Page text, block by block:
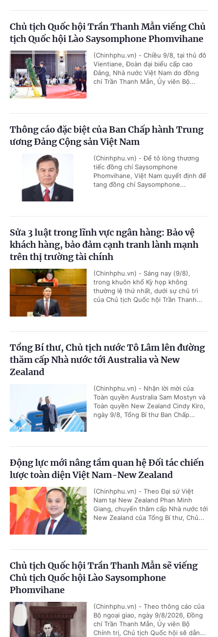
Chủ tịch Quốc hội Trần Thanh Mẫn viếng Chủ
tịch Quốc hội Lào Saysomphone Phomvihane
(Chinhphu.vn) - Chiều 9/8, tại thủ đô
Vientiane, Đoàn đại biểu cấp cao
Đảng, Nhà nước Việt Nam do đồng
chí Trần Thanh Mẫn, Ủy viên Bộ...
Thông cáo đặc biệt của Ban Chấp hành Trung
ương Đảng Cộng sản Việt Nam
(Chinhphu.vn) - Để tỏ lòng thương
tiếc đồng chí Saysomphone
Phomvihane, Việt Nam quyết định để
tang đồng chí Saysomphone...
Sửa 3 luật trong lĩnh vực ngân hàng: Bảo vệ
khách hàng, bảo đảm cạnh tranh lành mạnh
trên thị trường tài chính
(Chinhphu.vn) - Sáng nay (9/8),
trong khuôn khổ Kỳ họp không
thường lệ thứ nhất, dưới sự chủ trì
của Chủ tịch Quốc hội Trần Thanh...
Tổng Bí thư, Chủ tịch nước Tô Lâm lên đường
thăm cấp Nhà nước tới Australia và New
Zealand
(Chinhphu.vn) - Nhận lời mời của
Toàn quyền Australia Sam Mostyn và
Toàn quyền New Zealand Cindy Kiro,
ngày 9/8, Tổng Bí thư Ban Chấp...
Động lực mới nâng tầm quan hệ Đối tác chiến
lược toàn diện Việt Nam-New Zealand
(Chinhphu.vn) - Theo Đại sứ Việt
Nam tại New Zealand Phan Minh
Giang, chuyến thăm cấp Nhà nước tới
New Zealand của Tổng Bí thư, Chủ...
Chủ tịch Quốc hội Trần Thanh Mẫn sẽ viếng
Chủ tịch Quốc hội Lào Saysomphone
Phomvihane
(Chinhphu.vn) - Theo thông cáo của
Bộ ngoại giao, ngày 9/8/2026, Đồng
chí Trần Thanh Mẫn, Ủy viên Bộ
Chính trị, Chủ tịch Quốc hội sẽ dẫn...